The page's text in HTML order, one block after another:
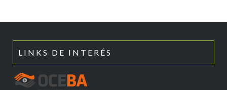
LINKS DE INTERÉS